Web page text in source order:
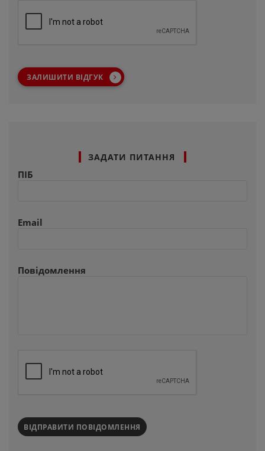
ЗАЛИШИТИ ВІДГУК
ЗАДАТИ ПИТАННЯ
ПІБ
Email
Повідомлення
ВІДПРАВИТИ ПОВІДОМЛЕННЯ